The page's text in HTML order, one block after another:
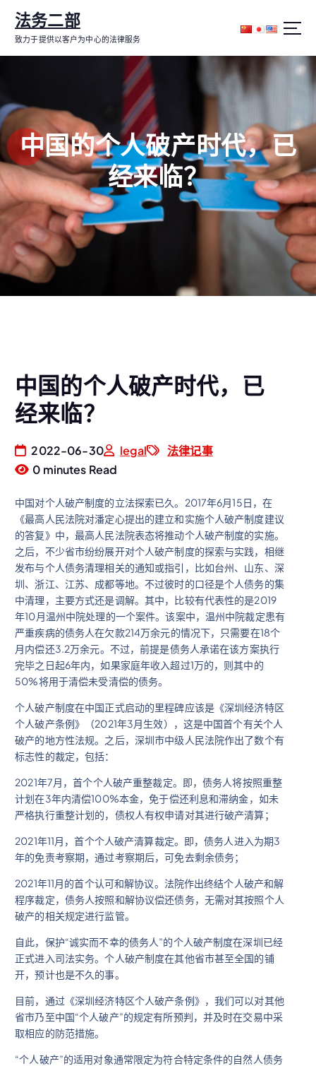
内
法务二部
致力于提供以客户为中心的法律服务
中国的个人破产时代，已
经来临？
中国的个人破产时代，已
经来临？
2022-06-30 legal
法律记事
0 minutes Read
中国对个人破产制度的立法探索已久。2017年6月15日，在
《最高人民法院对潘定心提出的建立和实施个人破产制度建议
的答复》中，最高人民法院表态将推动个人破产制度的实施。
之后，不少省市纷纷展开对个人破产制度的探索与实践，相继
发布与个人债务清理相关的通知或指引，比如台州、山东、深
圳、浙江、江苏、成都等地。不过彼时的口径是个人债务的集
中清理，主要方式还是调解。其中，比较有代表性的是2019
年10月温州中院处理的一个案件。该案中，温州中院裁定患有
严重疾病的债务人在欠款214万余元的情况下，只需要在18个
月内偿还3.2万余元。不过，前提是债务人承诺在该方案执行
完毕之日起6年内，如果家庭年收入超过1万的，则其中的
50%将用于清偿未受清偿的债务。
个人破产制度在中国正式启动的里程碑应该是《深圳经济特区
个人破产条例》（2021年3月生效），这是中国首个有关个人
破产的地方性法规。之后，深圳市中级人民法院作出了数个有
标志性的裁定，包括：
2021年7月，首个个人破产重整裁定。即，债务人将按照重整
计划在3年内清偿100%本金，免于偿还利息和滞纳金，如未
严格执行重整计划的，债权人有权申请对其进行破产清算；
2021年11月，首个个人破产清算裁定。即，债务人进入为期3
年的免责考察期，通过考察期后，可免去剩余债务；
2021年11月的首个认可和解协议。法院作出终结个人破产和解
程序裁定，债务人按照和解协议偿还债务，无需对其按照个人
破产的相关规定进行监管。
自此，保护“诚实而不幸的债务人”的个人破产制度在深圳已经
正式进入司法实务。个人破产制度在其他省市甚至全国的铺
开，预计也是不久的事。
目前，通过《深圳经济特区个人破产条例》，我们可以对其他
省市乃至中国“个人破产”的规定有所预判，并及时在交易中采
取相应的防范措施。
“个人破产”的适用对象通常限定为符合特定条件的自然人债务